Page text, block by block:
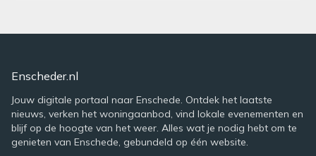
Enscheder.nl
Jouw digitale portaal naar Enschede. Ontdek het laatste
nieuws, verken het woningaanbod, vind lokale evenementen en
blijf op de hoogte van het weer. Alles wat je nodig hebt om te
genieten van Enschede, gebundeld op één website.